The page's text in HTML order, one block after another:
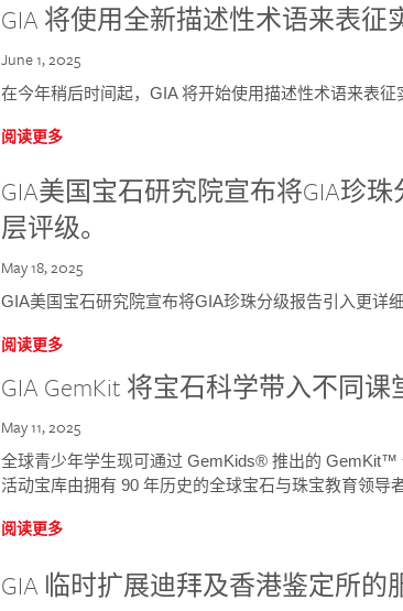
GIA 将使用全新描述性术语来表征
June 1, 2025
在今年稍后时间起，GIA 将开始使用描述性术语来表
阅读更多
GIA美国宝石研究院宣布将GIA珍
层评级。
May 18, 2025
GIA美国宝石研究院宣布将GIA珍珠分级报告引入更详
阅读更多
GIA GemKit 将宝石科学带入不同课
May 11, 2025
全球青少年学生现可通过 GemKids® 推出的 GemKit™
活动宝库由拥有 90 年历史的全球宝石与珠宝教育领导
阅读更多
GIA 临时扩展迪拜及香港鉴定所的